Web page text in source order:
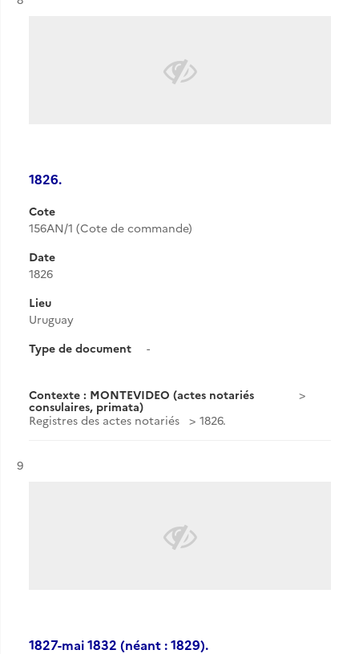
1826.
Cote
156AN/1 (Cote de commande)
Date
1826
Lieu
Uruguay
Type de document
-
Contexte : MONTEVIDEO (actes notariés
consulaires, primata)
Registres des actes notariés
1826.
Résultat n°
9
1827-mai 1832 (néant : 1829).